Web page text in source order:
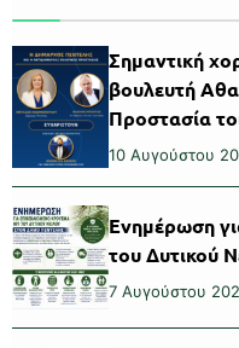
Σημαντική
βουλευτή
Προστασία
10 Αυγούστου
Ενημέρωση
του Δυτικού
7 Αυγούστου